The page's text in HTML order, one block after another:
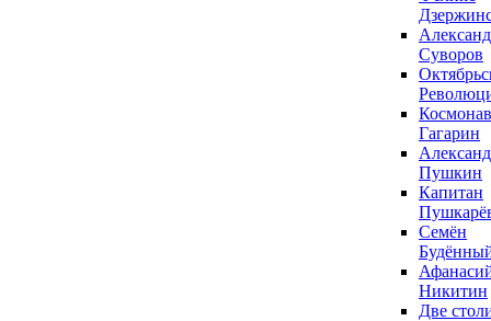
Суворов
Гагарин
Пушкин
Капитан
Семён
Никитин
Две